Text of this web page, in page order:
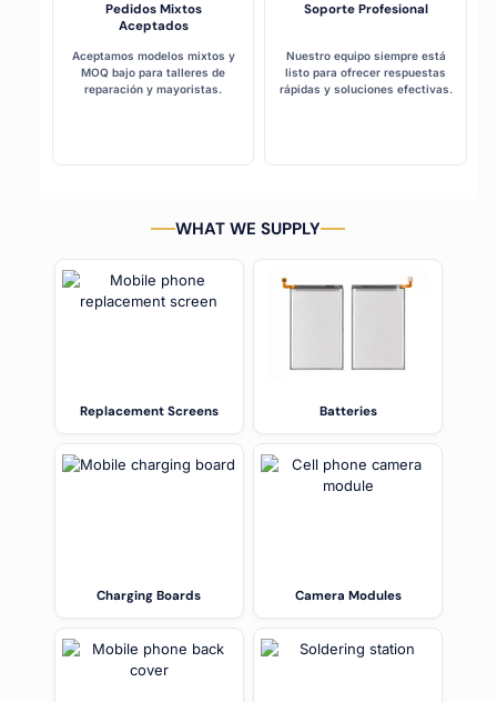
Pedidos Mixtos
Aceptados
Aceptamos modelos mixtos y
MOQ bajo para talleres de
reparación y mayoristas.
Soporte Profesional
Nuestro equipo siempre está
listo para ofrecer respuestas
rápidas y soluciones efectivas.
WHAT WE SUPPLY
Replacement Screens Batteries
Charging Boards Camera Modules